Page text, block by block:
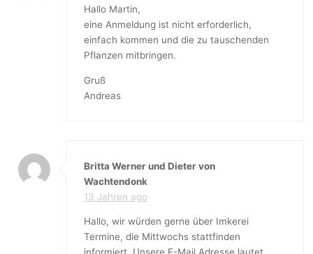
Hallo Martin,
eine Anmeldung ist nicht erforderlich,
einfach kommen und die zu tauschenden
Pflanzen mitbringen.
Gruß
Andreas
Britta Werner und Dieter von
Wachtendonk
13 Jahren ago
Hallo, wir würden gerne über Imkerei
Termine, die Mittwochs stattfinden